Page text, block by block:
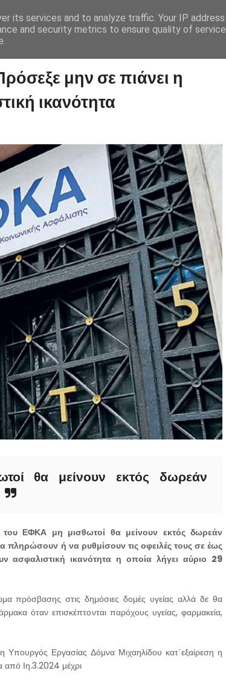
μην σε πιάνει η
ικανότητα
θα μείνουν εκτός δωρεάν
ΕΦΚΑ μη μισθωτοί θα μείνουν εκτός δωρεάν
ή να ρυθμίσουν τις οφειλές τους σε έως
ικανότητα η οποία λήγει αύριο 29
πρόσβασης στις δημόσιες δομές υγείας αλλά δε θα
όταν επισκέπτονται παρόχους υγείας, φαρμακεία,
Εργασίας Δόμνα Μιχαηλίδου κατ΄εξαίρεση η
από Ιη.3.2024 μέχρι
its services and to analyze traffic. Your IP
and security metrics to ensure quality of